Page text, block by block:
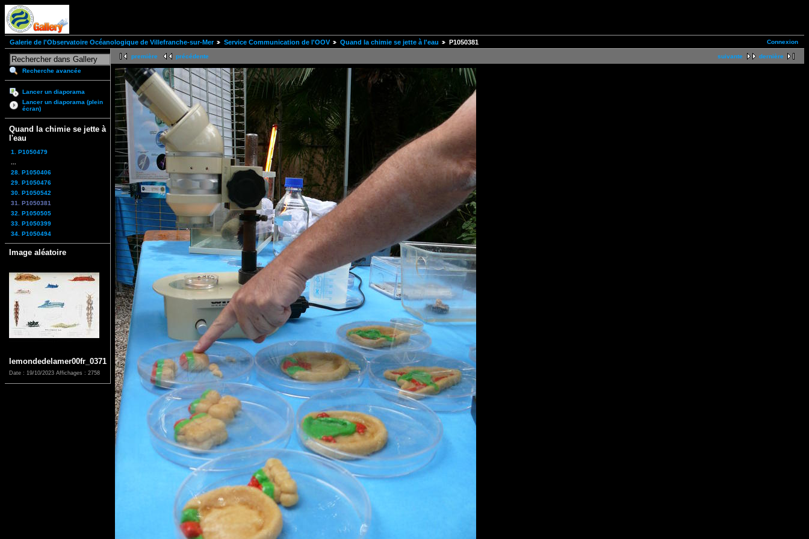
Connexion
Galerie de l'Observatoire Océanologique de Villefranche-sur-Mer Service Communication de l'OOV Quand la chimie se jette à l'eau P1050381
Recherche avancée
Lancer un diaporama
Lancer un diaporama (plein
écran)
Quand la chimie se jette à
l'eau
1. P1050479
28. P1050406
29. P1050476
30. P1050542
31. P1050381
32. P1050505
33. P1050399
34. P1050494
Image aléatoire
lemondedelamer00fr_0371
Date : 19/10/2023 Affichages : 2758
suivante dernière
première précédente